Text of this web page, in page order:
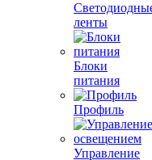
ленты
Блоки
питания
Профиль
Управление